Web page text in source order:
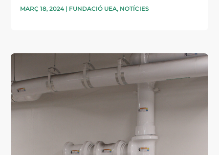
MARÇ 18, 2024 | FUNDACIÓ UEA, NOTÍCIES